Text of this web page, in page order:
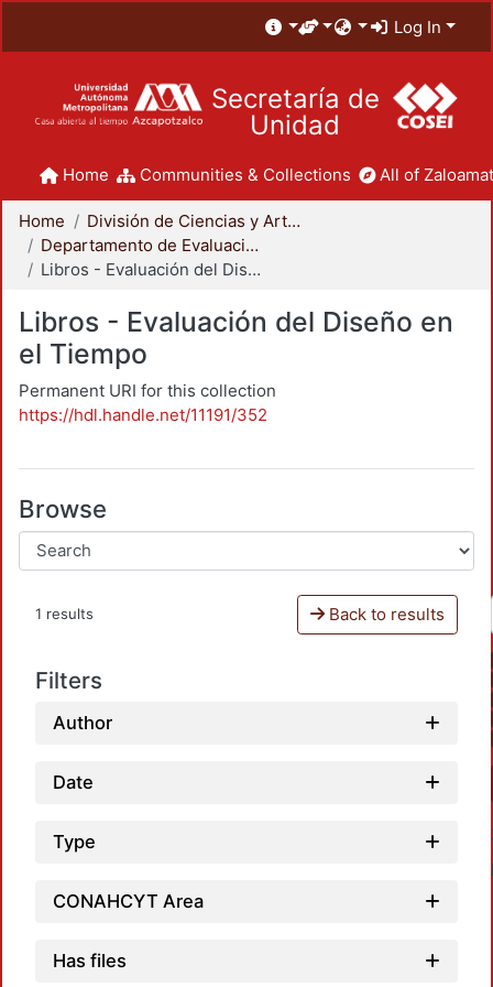
Log In
Secretaría de
Unidad
Home Communities & Collections All of
Home
División de Ciencias y Artes para el Diseño
Departamento de Evaluación del Diseño en el Tiempo
Libros - Evaluación del Diseño en el Tiempo
Libros - Evaluación del Diseño en
el Tiempo
Permanent URI for this collection
https://hdl.handle.net/11191/352
Browse
1 results Back to results
Filters
Author
Date
Type
CONAHCYT Area
Has files